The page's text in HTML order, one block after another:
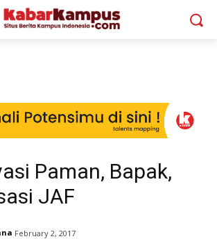
Paman, Bapak,
JAF
February 2, 2017